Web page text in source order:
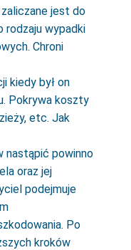
jest do
rodzaju wypadki
Chroni
kiedy był on
Pokrywa koszty
etc. Jak
nastąpić powinno
oraz jej
podejmuje
Po
kroków